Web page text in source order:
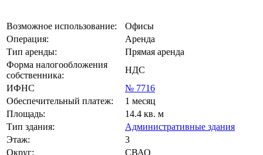
Возможное использование:
Офисы
Операция:
Аренда
Тип аренды:
Прямая аренда
Форма налогообложения
собственника:
НДС
ИФНС
№ 7716
Обеспечительный платеж:
1 месяц
Площадь:
14.4 кв. м
Тип здания:
Административные здания
Этаж:
3
Округ:
СВАО